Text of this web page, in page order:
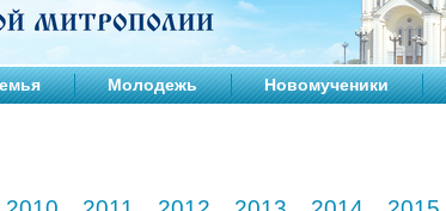
Молодежь Новомученики